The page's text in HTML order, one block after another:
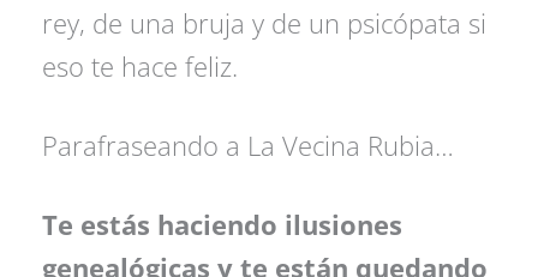
rey, de una bruja y de un psicópata si
eso te hace feliz.
Parafraseando a La Vecina Rubia…
Te estás haciendo ilusiones
genealógicas y te están quedando